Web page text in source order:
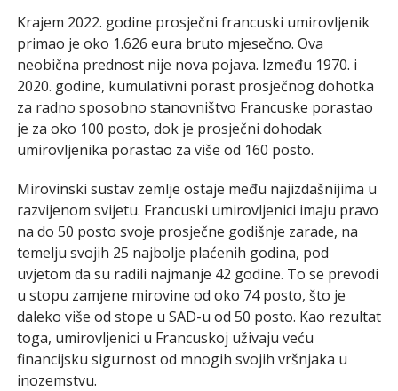
Krajem 2022. godine prosječni francuski umirovljenik
primao je oko 1.626 eura bruto mjesečno. Ova
neobična prednost nije nova pojava. Između 1970. i
2020. godine, kumulativni porast prosječnog dohotka
za radno sposobno stanovništvo Francuske porastao
je za oko 100 posto, dok je prosječni dohodak
umirovljenika porastao za više od 160 posto.
Mirovinski sustav zemlje ostaje među najizdašnijima u
razvijenom svijetu. Francuski umirovljenici imaju pravo
na do 50 posto svoje prosječne godišnje zarade, na
temelju svojih 25 najbolje plaćenih godina, pod
uvjetom da su radili najmanje 42 godine. To se prevodi
u stopu zamjene mirovine od oko 74 posto, što je
daleko više od stope u SAD-u od 50 posto. Kao rezultat
toga, umirovljenici u Francuskoj uživaju veću
financijsku sigurnost od mnogih svojih vršnjaka u
inozemstvu.